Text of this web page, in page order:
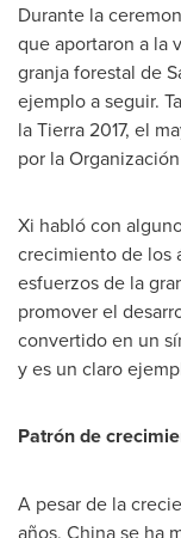
Durante la
que aportaron a la
granja forestal de
ejemplo a seguir.
la Tierra 2017, el
por la
Xi habló con
crecimiento de los
esfuerzos de la
promover el
convertido en un
y es un claro
Patrón de
A pesar de la
años, Chinase ha